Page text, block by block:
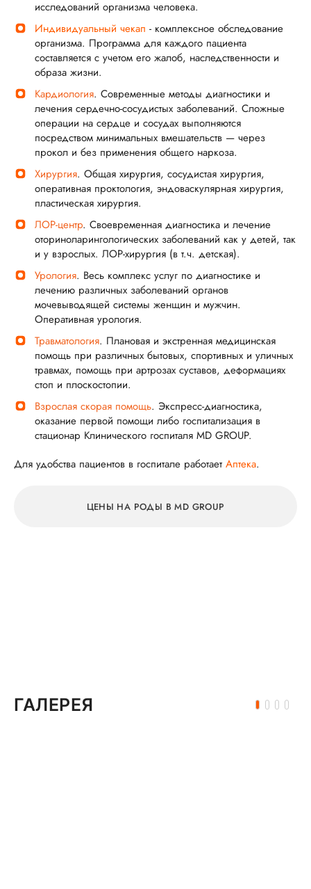
исследований организма человека.
Индивидуальный чекап - комплексное обследование
организма. Программа для каждого пациента
составляется с учетом его жалоб, наследственности и
образа жизни.
Кардиология. Современные методы диагностики и
лечения сердечно-сосудистых заболеваний. Сложные
операции на сердце и сосудах выполняются
посредством минимальных вмешательств — через
прокол и без применения общего наркоза.
Хирургия. Общая хирургия, сосудистая хирургия,
оперативная проктология, эндоваскулярная хирургия,
пластическая хирургия.
ЛОР-центр. Своевременная диагностика и лечение
оториноларингологических заболеваний как у детей, так
и у взрослых. ЛОР-хирургия (в т.ч. детская).
Урология. Весь комплекс услуг по диагностике и
лечению различных заболеваний органов
мочевыводящей системы женщин и мужчин.
Оперативная урология.
Травматология. Плановая и экстренная медицинская
помощь при различных бытовых, спортивных и уличных
травмах, помощь при артрозах суставов, деформациях
стоп и плоскостопии.
Взрослая скорая помощь. Экспресс-диагностика,
оказание первой помощи либо госпитализация в
стационар Клинического госпиталя MD GROUP.
Для удобства пациентов в госпитале работаетАптека.
ЦЕНЫ НА РОДЫ В MD GROUP
ГАЛЕРЕЯ